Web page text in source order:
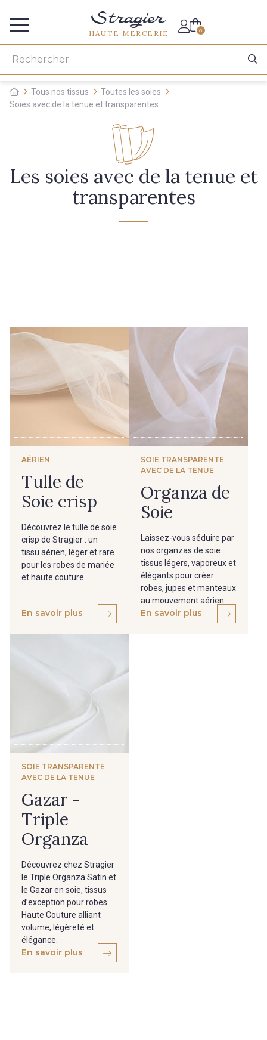
HAUTE MERCERIE 0
Tous nos tissus
Toutes les soies
Soies avec de la tenue et transparentes
Les soies avec de la tenue et
transparentes
AÉRIEN
Tulle de
Soie crisp
Découvrez le tulle de soie
crisp de Stragier : un
tissu aérien, léger et rare
pour les robes de mariée
et haute couture.
En savoir plus
SOIE TRANSPARENTE
AVEC DE LA TENUE
Organza de
Soie
Laissez-vous séduire par
nos organzas de soie :
tissus légers, vaporeux et
élégants pour créer
robes, jupes et manteaux
au mouvement aérien.
En savoir plus
SOIE TRANSPARENTE
AVEC DE LA TENUE
Gazar -
Triple
Organza
Découvrez chez Stragier
le Triple Organza Satin et
le Gazar en soie, tissus
d’exception pour robes
Haute Couture alliant
volume, légèreté et
élégance.
En savoir plus